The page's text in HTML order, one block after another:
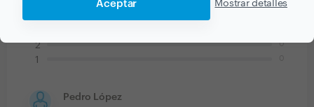
Aceptar Mostrar detalles
2 0
1
Pedro López